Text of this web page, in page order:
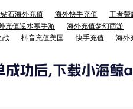
石海外充值 海外快手充值 王者荣
充值逆水寒手游 海外充值梦幻西游
战
抖音充值美国 快手充值 海外